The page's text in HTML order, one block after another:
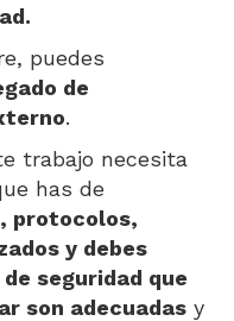
puedes
de
.
trabajo necesita
has de
protocolos,
y debes
seguridad que
son adecuadas y